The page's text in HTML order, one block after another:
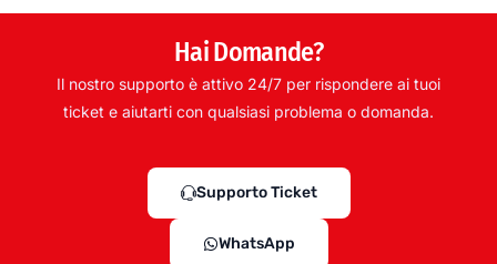
Hai Domande?
Il nostro supporto è attivo 24/7 per rispondere ai tuoi
ticket e aiutarti con qualsiasi problema o domanda.
Supporto Ticket
WhatsApp